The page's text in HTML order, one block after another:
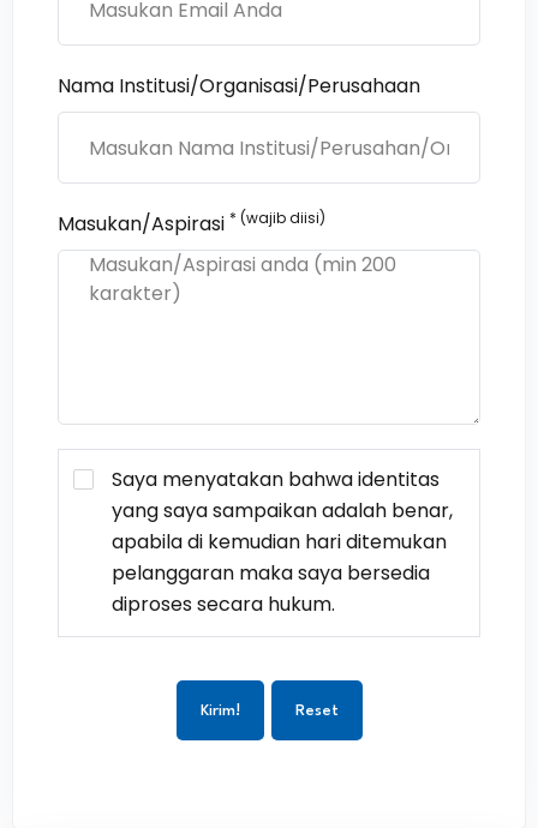
Nama Institusi/Organisasi/Perusahaan
Masukan/Aspirasi * (wajib diisi)
Saya menyatakan bahwa identitas
yang saya sampaikan adalah benar,
apabila di kemudian hari ditemukan
pelanggaran maka saya bersedia
diproses secara hukum.
Kirim! Reset